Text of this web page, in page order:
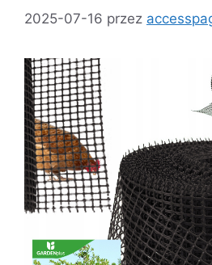
2025-07-16 przez